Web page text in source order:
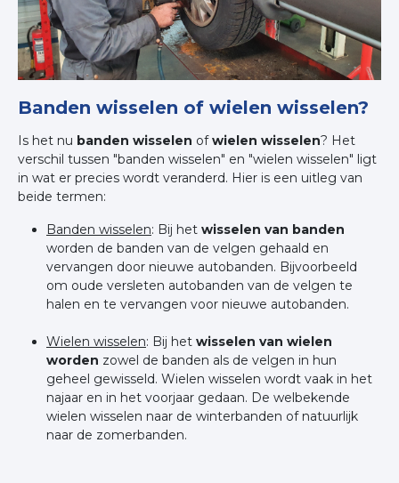
Banden wisselen of wielen wisselen?
Is het nu banden wisselen ofwielen wisselen? Het
verschil tussen "banden wisselen" en "wielen wisselen" ligt
in wat er precies wordt veranderd. Hier is een uitleg van
beide termen:
Banden wisselen: Bij het wisselen van banden
worden de banden van de velgen gehaald en
vervangen door nieuwe autobanden. Bijvoorbeeld
om oude versleten autobanden van de velgen te
halen en te vervangen voor nieuwe autobanden.
Wielen wisselen: Bij het wisselen van wielen
worden zowel de banden als de velgen in hun
geheel gewisseld. Wielen wisselen wordt vaak in het
najaar en in het voorjaar gedaan. De welbekende
wielen wisselen naar de winterbanden of natuurlijk
naar de zomerbanden.